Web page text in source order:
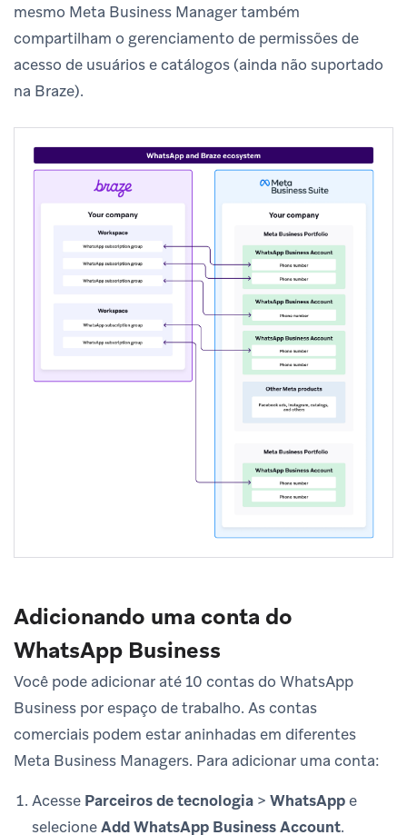
mesmo Meta Business Manager também
compartilham o gerenciamento de permissões de
acesso de usuários e catálogos (ainda não suportado
na Braze).
Adicionando uma conta do
WhatsApp Business
Você pode adicionar até 10 contas do WhatsApp
Business por espaço de trabalho. As contas
comerciais podem estar aninhadas em diferentes
Meta Business Managers. Para adicionar uma conta:
Acesse Parceiros de tecnologia > WhatsAppe
selecioneAdd WhatsApp Business Account.